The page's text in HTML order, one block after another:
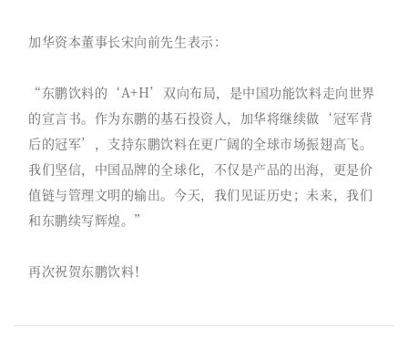
加华资本董事长宋向前先生表示：
“东鹏饮料的‘A+H’双向布局，是中国功能饮料走向世界
的宣言书。作为东鹏的基石投资人，加华将继续做‘冠军背
后的冠军’，支持东鹏饮料在更广阔的全球市场振翅高飞。
我们坚信，中国品牌的全球化，不仅是产品的出海，更是价
值链与管理文明的输出。今天，我们见证历史；未来，我们
和东鹏续写辉煌。”
再次祝贺东鹏饮料！